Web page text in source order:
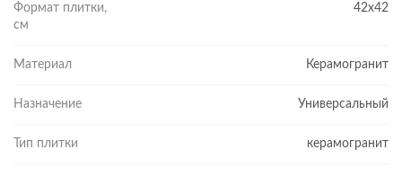
Формат плитки,
см
42x42
Материал Керамогранит
Назначение Универсальный
Тип плитки керамогранит